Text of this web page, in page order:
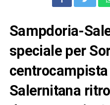
Sampdoria-
speciale per
Salernitana